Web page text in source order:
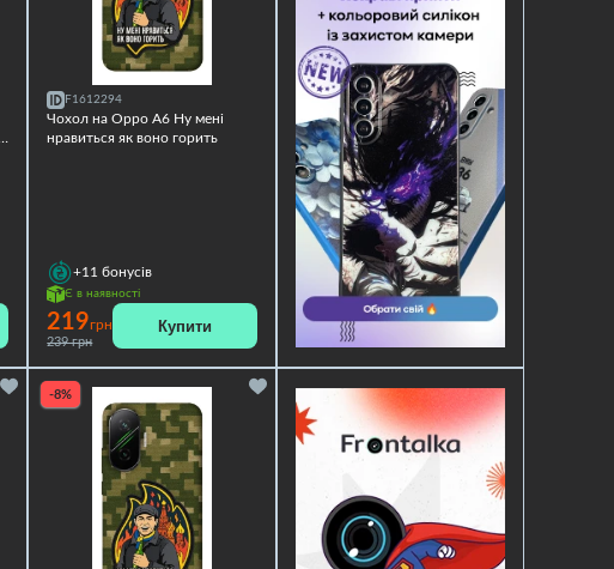
F1612294
Чохол на Oppo A6 Ну мені
нравиться як воно горить
+11 бонусів
Є в наявності
219грн
239 грн
Купити
-8%